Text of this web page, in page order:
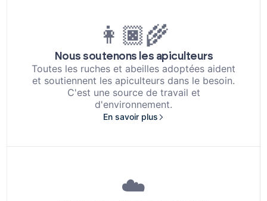
👩🏿‍🌾
Nous soutenons les apiculteurs
Toutes les ruches et abeilles adoptées aident
et soutiennent les apiculteurs dans le besoin.
C'est une source de travail et
d'environnement.
En savoir plus
☁️